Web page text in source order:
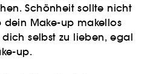
Schönheit sollte nicht
Make-up makellos
selbst zu lieben, egal
up.